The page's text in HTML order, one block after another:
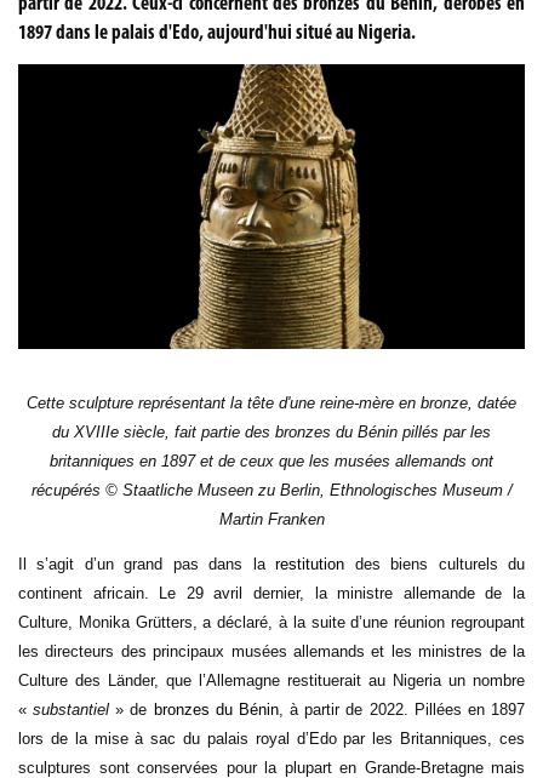
partir de 2022. Ceux-ci concernent des bronzes du Bénin, dérobés en
1897 dans le palais d'Edo, aujourd'hui situé au Nigeria.
Cette sculpture représentant la tête d'une reine-mère en bronze, datée
du XVIIIe siècle, fait partie des bronzes du Bénin pillés par les
britanniques en 1897 et de ceux que les musées allemands ont
récupérés © Staatliche Museen zu Berlin, Ethnologisches Museum /
Martin Franken
Il s’agit d’un grand pas dans larestitution des biens culturels du
continent africain. Le 29 avril dernier, la ministre allemande de la
Culture, Monika Grütters, a déclaré, à la suite d’une réunion regroupant
les directeurs des principaux musées allemands et les ministres de la
Culture des Länder, que l’Allemagne restituerait au Nigeria un nombre
«substantiel» de bronzes du Bénin, à partir de 2022. Pillées en 1897
lors de la mise à sac du palais royal d’Edo par les Britanniques, ces
sculptures sont conservées pour la plupart en Grande-Bretagne mais